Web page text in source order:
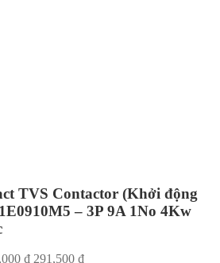
TVS Contactor (Khởi động
– 3P 9A 1No 4Kw
₫ 291,500 ₫